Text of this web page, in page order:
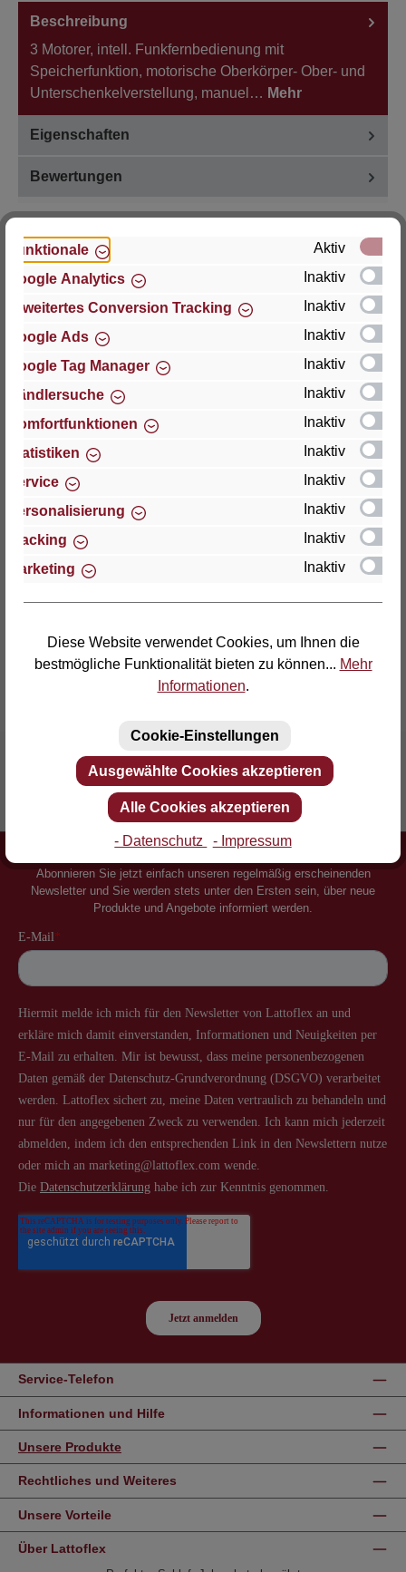
Beschreibung
3 Motorer, intell. Funkfernbedienung mit
Speicherfunktion, motorische Oberkörper- Ober- und
Unterschenkelverstellung, manuel… Mehr
Eigenschaften
Bewertungen
Hersteller
Für Fragen zu Produkt, Produktsicherheit oder
technische Unterstützung wenden Sie sich bitte an:
Thomas GmbH + Co. Sitz- und Liegemöbel KG
"Lattoflex"
D-27432 Bremervörde
Telefon: (04761) 979-0
E-Mail: info@lattoflex.com
Erfinder des Lattenrostes Mehr als 60 Jahre Erfahrung
Abonnieren Sie jetzt einfach unseren regelmäßig erscheinenden
Newsletter und Sie werden stets unter den Ersten sein, über neue
Produkte und Angebote informiert werden.
Service-Telefon
Informationen und Hilfe
Unsere Produkte
Rechtliches und Weiteres
Unsere Vorteile
Über Lattoflex
Funktionale
Aktiv
Google Analytics
Inaktiv
Erweitertes Conversion Tracking
Inaktiv
Google Ads
Inaktiv
Google Tag Manager
Inaktiv
Händlersuche
Inaktiv
Komfortfunktionen
Inaktiv
Statistiken
Inaktiv
Service
Inaktiv
Personalisierung
Inaktiv
Tracking
Inaktiv
Marketing
Inaktiv
Diese Website verwendet Cookies, um Ihnen die
bestmögliche Funktionalität bieten zu können... Mehr
Informationen.
Cookie-Einstellungen
Ausgewählte Cookies akzeptieren
Alle Cookies akzeptieren
- Datenschutz - Impressum